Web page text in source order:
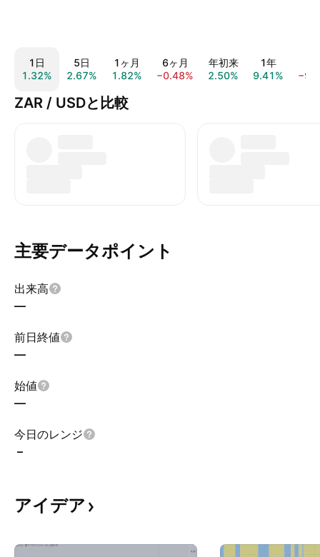
1日
1.32%
5日
2.67%
1ヶ月
1.82%
6ヶ月
−0.48%
年初来
2.50%
1年
9.41%
ZAR / USDと比較
主要データポイント
出来高
—
前日終値
—
始値
—
今日のレンジ
–
アイデア